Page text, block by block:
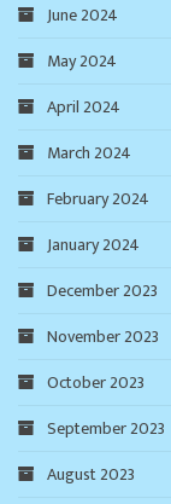
June 2024
May 2024
April 2024
March 2024
February 2024
January 2024
December 2023
November 2023
October 2023
September 2023
August 2023